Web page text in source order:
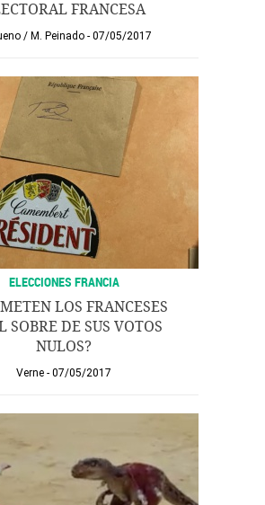
FRANCESA
/ M. Peinado 07/05/2017
ELECCIONES FRANCIA
LOS FRANCESES
SOBRE DE SUS VOTOS
NULOS?
Verne 07/05/2017